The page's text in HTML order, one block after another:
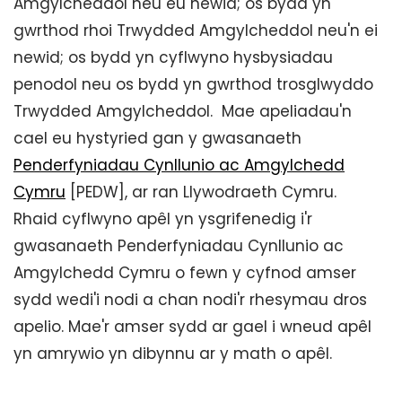
gwrthod rhoi Trwydded Amgylcheddol neu'n ei
newid; os bydd yn cyflwyno hysbysiadau
penodol neu os bydd yn gwrthod trosglwyddo
Trwydded Amgylcheddol. Mae apeliadau'n
cael eu hystyried gan y gwasanaeth
Penderfyniadau Cynllunio ac Amgylchedd
Cymru [PEDW], ar ran Llywodraeth Cymru. ​
Rhaid cyflwyno apêl yn ysgrifenedig i'r
gwasanaeth Penderfyniadau Cynllunio ac
Amgylchedd Cymru o fewn y cyfnod amser
sydd wedi'i nodi a chan nodi'r rhesymau dros
apelio. Mae'r amser sydd ar gael i wneud apêl
yn amrywio yn dibynnu ar y math o apêl.